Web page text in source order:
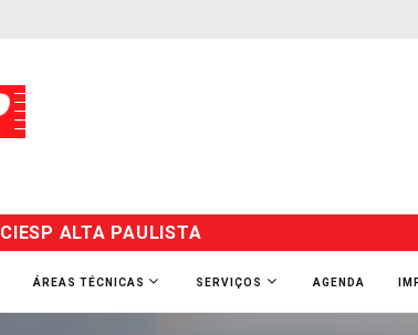
CIESP ALTA PAULISTA
ÁREAS TÉCNICAS SERVIÇOS AGENDA